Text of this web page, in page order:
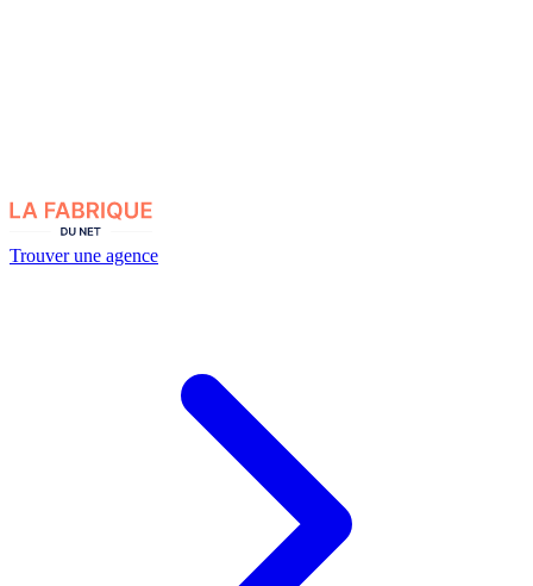
Trouver une agence